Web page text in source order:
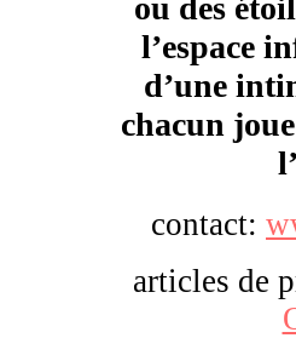
ou des
l’espace
d’une
chacun
contact:
articles de